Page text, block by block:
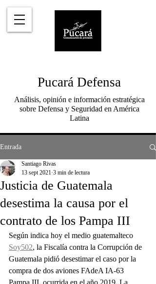
Pucará Defensa
Análisis, opinión e información estratégica
sobre Defensa y Seguridad en América
Latina
Entrada
Justicia de Guatemala
desestima la causa por el
contrato de los Pampa III
Santiago Rivas
13 sept 2021 3 min de lectura
Según indica hoy el medio guatemalteco
Soy502, la Fiscalía contra la Corrupción de
Guatemala pidió desestimar el caso por la
compra de dos aviones FAdeA IA-63
Pampa III, ocurrida en el año 2019. La